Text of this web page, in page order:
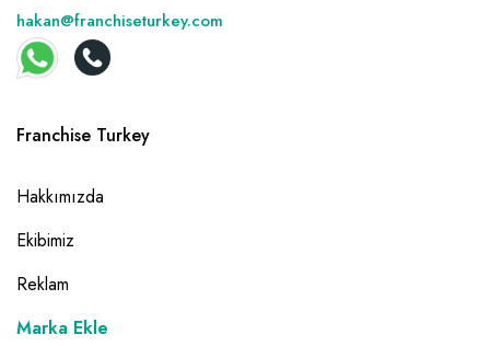
hakan@franchiseturkey.com
Franchise Turkey
Hakkımızda
Ekibimiz
Reklam
Marka Ekle